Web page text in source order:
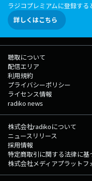
ラジコプレミアムに登録す
詳しくはこちら
聴取について
配信エリア
利用規約
プライバシーポリシー
ライセンス情報
radiko news
株式会社radikoについて
ニュースリリース
採用情報
特定商取引に関する法律に基
株式会社メディアプラットフ